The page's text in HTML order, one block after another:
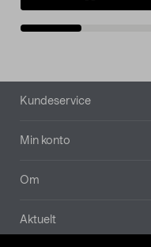
Bunntekst
Kundeservice
Min konto
Om
Aktuelt